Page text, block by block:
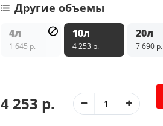
Другие объемы
4л
1 645 р.
10л
4 253 р.
20л
7 690 р.
4 253 р.